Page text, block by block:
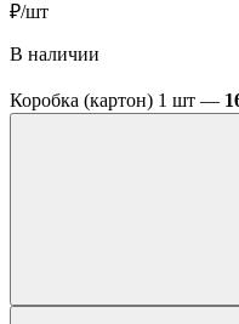
₽/шт
В наличии
Коробка (картон) 1 шт —